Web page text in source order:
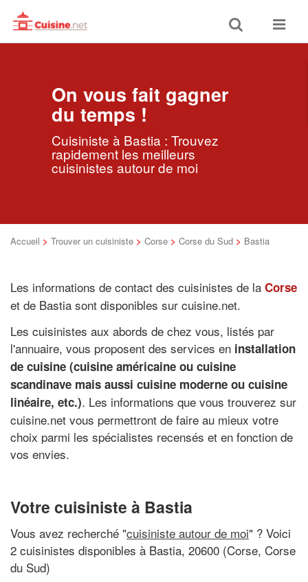
Toggle
search
Toggle
On vous fait gagner
du temps !
Cuisiniste à Bastia : Trouvez
rapidement les meilleurs
cuisinistes autour de moi
Accueil > Trouver un cuisiniste > Corse > Corse du Sud > Bastia
Les informations de contact des cuisinistes de la Corse
et de Bastia sont disponibles sur cuisine.net.
Les cuisinistes aux abords de chez vous, listés par
l'annuaire, vous proposent des services en installation
de cuisine (cuisine américaine ou cuisine
scandinave mais aussi cuisine moderne ou cuisine
linéaire, etc.). Les informations que vous trouverez sur
cuisine.net vous permettront de faire au mieux votre
choix parmi les spécialistes recensés et en fonction de
vos envies.
Votre cuisiniste à Bastia
Vous avez recherché "cuisiniste autour de moi" ? Voici
2 cuisinistes disponibles à Bastia, 20600 (Corse, Corse
du Sud)